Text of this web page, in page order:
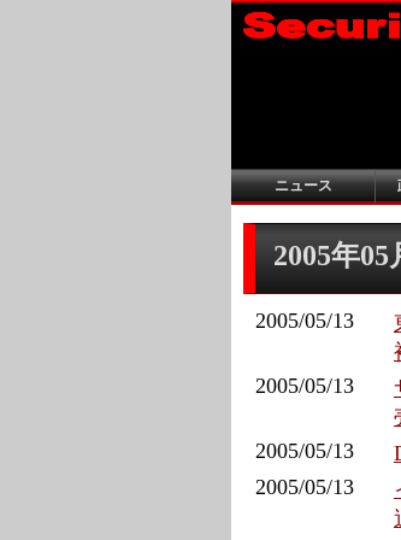
ニュース
2005年
2005/05/13
2005/05/13
2005/05/13
2005/05/13